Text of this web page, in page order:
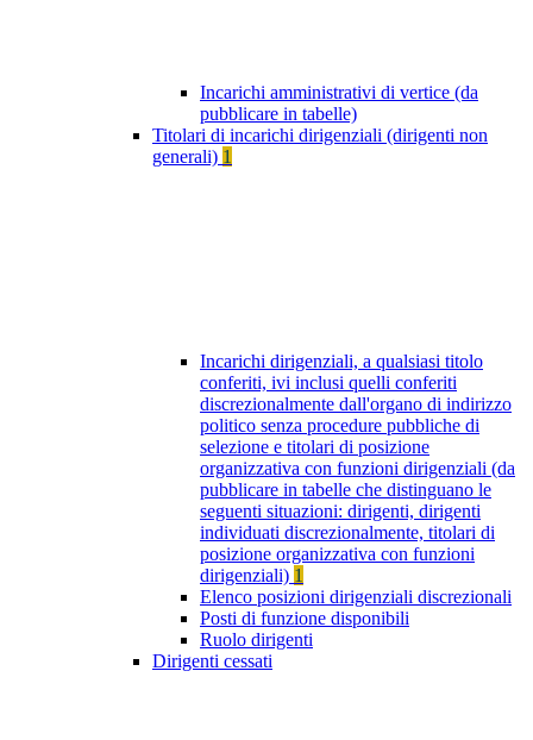
Incarichi amministrativi di vertice (da
pubblicare in tabelle)
Titolari di incarichi dirigenziali (dirigenti non
generali) 1
Incarichi dirigenziali, a qualsiasi titolo
conferiti, ivi inclusi quelli conferiti
discrezionalmente dall'organo di indirizzo
politico senza procedure pubbliche di
selezione e titolari di posizione
organizzativa con funzioni dirigenziali (da
pubblicare in tabelle che distinguano le
seguenti situazioni: dirigenti, dirigenti
individuati discrezionalmente, titolari di
posizione organizzativa con funzioni
dirigenziali) 1
Elenco posizioni dirigenziali discrezionali
Posti di funzione disponibili
Ruolo dirigenti
Dirigenti cessati